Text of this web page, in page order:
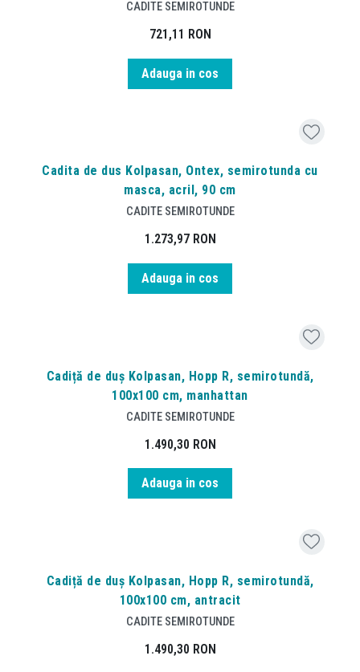
CADITE SEMIROTUNDE
721,11 RON
Adauga in cos
Cadita de dus Kolpasan, Ontex, semirotunda cu
masca, acril, 90 cm
CADITE SEMIROTUNDE
1.273,97 RON
Adauga in cos
Cadiță de duș Kolpasan, Hopp R, semirotundă,
100x100 cm, manhattan
CADITE SEMIROTUNDE
1.490,30 RON
Adauga in cos
Cadiță de duș Kolpasan, Hopp R, semirotundă,
100x100 cm, antracit
CADITE SEMIROTUNDE
1.490,30 RON